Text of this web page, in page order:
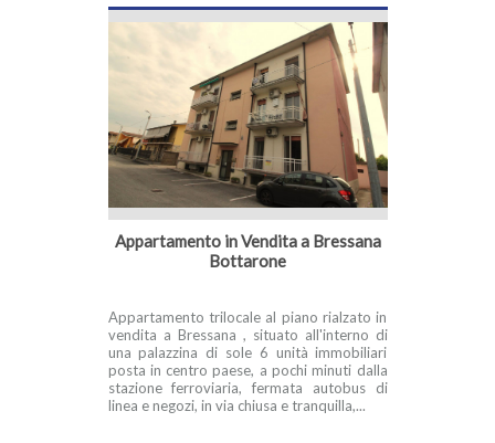
Appartamento in Vendita a Bressana
Bottarone
Appartamento trilocale al piano rialzato in
vendita a Bressana , situato all'interno di
una palazzina di sole 6 unità immobiliari
posta in centro paese, a pochi minuti dalla
stazione ferroviaria, fermata autobus di
linea e negozi, in via chiusa e tranquilla,...